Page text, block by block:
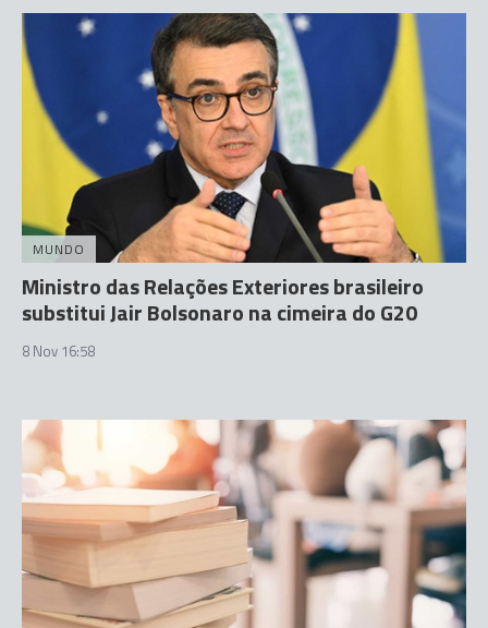
MUNDO
Ministro das Relações Exteriores brasileiro
substitui Jair Bolsonaro na cimeira do G20
8 Nov 16:58